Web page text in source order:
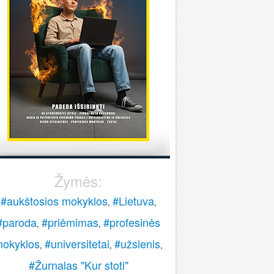
į pasieniečių mokyklą?
Lietuvos policijos mokykla
paskambinkite 070060076.
Žymės:
#aukštosios mokyklos, #Lietuva,
, #priėmimas, #profesinės
, #universitetai, #užsienis,
#Žurnalas "Kur stoti"